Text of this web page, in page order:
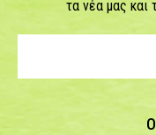
τα νέα μας και